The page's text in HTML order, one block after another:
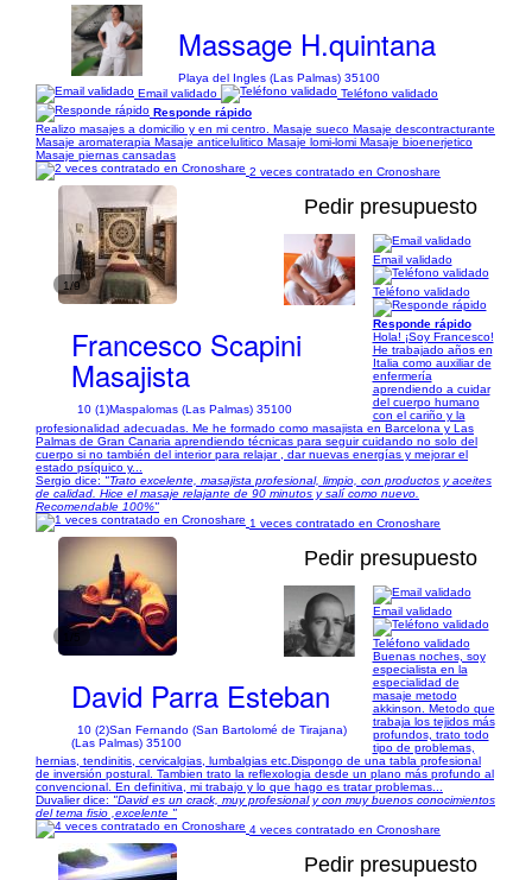
Massage H.quintana
Playa del Ingles (Las Palmas) 35100
Email validado
Teléfono validado
Responde rápido
Realizo masajes a domicilio y en mi centro. Masaje sueco Masaje descontracturante
Masaje aromaterapia Masaje anticelulitico Masaje lomi-lomi Masaje bioenerjetico
Masaje piernas cansadas
2 veces contratado en Cronoshare
1/9
Pedir presupuesto
Francesco Scapini
Masajista
10 (1)Maspalomas (Las Palmas) 35100
Email validado
Teléfono validado
Responde rápido
Hola! ¡Soy Francesco!
He trabajado años en
Italia como auxiliar de
enfermería
aprendiendo a cuidar
del cuerpo humano
con el cariño y la
profesionalidad adecuadas. Me he formado como masajista en Barcelona y Las
Palmas de Gran Canaria aprendiendo técnicas para seguir cuidando no solo del
cuerpo si no también del interior para relajar , dar nuevas energías y mejorar el
estado psíquico y...
Sergio dice: "Trato excelente, masajista profesional, limpio, con productos y aceites
de calidad. Hice el masaje relajante de 90 minutos y salí como nuevo.
Recomendable 100%"
1 veces contratado en Cronoshare
Pedir presupuesto
David Parra Esteban
10 (2)San Fernando (San Bartolomé de Tirajana)
(Las Palmas) 35100
Email validado
Teléfono validado
Buenas noches, soy
especialista en la
especialidad de
masaje metodo
akkinson. Metodo que
trabaja los tejidos más
profundos, trato todo
tipo de problemas,
hernias, tendinitis, cervicalgias, lumbalgias etc.Dispongo de una tabla profesional
de inversión postural. Tambien trato la reflexologia desde un plano más profundo al
convencional. En definitiva, mi trabajo y lo que hago es tratar problemas...
Duvalier dice: "David es un crack, muy profesional y con muy buenos conocimientos
del tema fisio ,excelente "
4 veces contratado en Cronoshare
Pedir presupuesto